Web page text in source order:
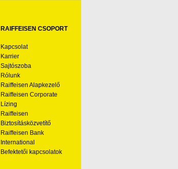
RAIFFEISEN CSOPORT
Kapcsolat
Karrier
Sajtószoba
Rólunk
Raiffeisen Alapkezelő
Raiffeisen Corporate
Lízing
Raiffeisen
Biztosításközvetítő
Raiffeisen Bank
International
Befektetői kapcsolatok